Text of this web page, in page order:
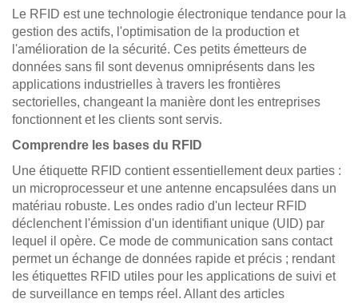
Le RFID est une technologie électronique tendance pour la
gestion des actifs, l'optimisation de la production et
l'amélioration de la sécurité. Ces petits émetteurs de
données sans fil sont devenus omniprésents dans les
applications industrielles à travers les frontières
sectorielles, changeant la manière dont les entreprises
fonctionnent et les clients sont servis.
Comprendre les bases du RFID
Une étiquette RFID contient essentiellement deux parties :
un microprocesseur et une antenne encapsulées dans un
matériau robuste. Les ondes radio d'un lecteur RFID
déclenchent l'émission d'un identifiant unique (UID) par
lequel il opère. Ce mode de communication sans contact
permet un échange de données rapide et précis ; rendant
les étiquettes RFID utiles pour les applications de suivi et
de surveillance en temps réel. Allant des articles